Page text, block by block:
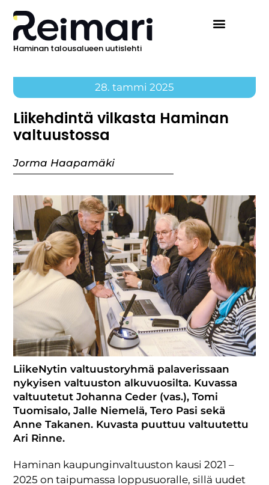
Haminan talousalueen uutislehti
28. tammi 2025
Liikehdintä vilkasta Haminan
valtuustossa
Jorma Haapamäki
LiikeNytin valtuustoryhmä palaverissaan
nykyisen valtuuston alkuvuosilta. Kuvassa
valtuutetut Johanna Ceder (vas.), Tomi
Tuomisalo, Jalle Niemelä, Tero Pasi sekä
Anne Takanen. Kuvasta puuttuu valtuutettu
Ari Rinne.
Haminan kaupunginvaltuuston kausi 2021 –
2025 on taipumassa loppusuoralle, sillä uudet